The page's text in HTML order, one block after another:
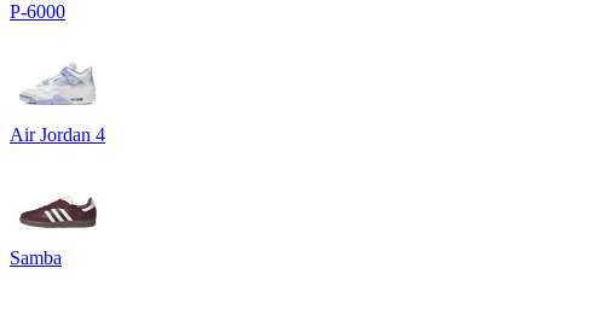
P-6000
Air Jordan 4
Samba